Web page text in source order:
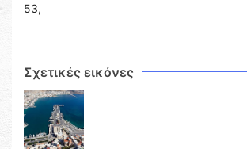
53,
Σχετικές εικόνες